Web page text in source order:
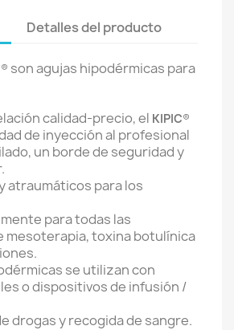
Detalles del producto
® son agujas hipodérmicas para
calidad-precio, el KIPIC®
de inyección al profesional
un borde de seguridad y
atraumáticos para los
para todas las
mesoterapia, toxina botulínica
se utilizan con
o dispositivos de infusión /
drogas y recogida de sangre.